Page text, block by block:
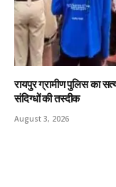
रायपुर ग्रामीण पुलिस का
संदिग्धों की तस्दीक
August 3, 2026